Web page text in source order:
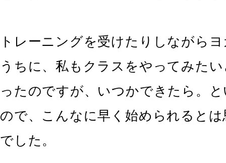
トレーニングを受けたりしながら
うちに、私もクラスをやってみた
ったのですが、いつかできたら。
ので、こんなに早く始められると
でした。